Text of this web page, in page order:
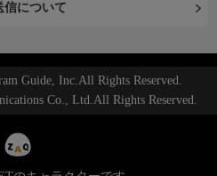
信について
Guide, Inc.All Rights Reserved.
Co., Ltd.All Rights Reserved.